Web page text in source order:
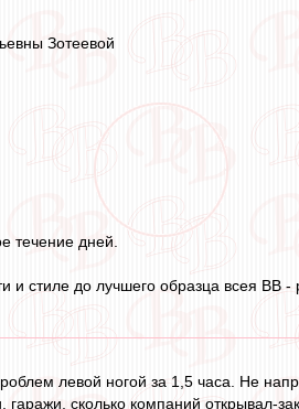
Зотеевой
течение дней.
и стиле до лучшего образца всея ВВ
левой ногой за 1,5 часа. Не
гаражи, сколько компаний открывал-